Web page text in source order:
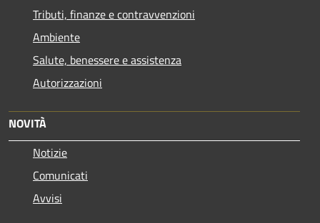
Tributi, finanze e contravvenzioni
Ambiente
Salute, benessere e assistenza
Autorizzazioni
NOVITÀ
Notizie
Comunicati
Avvisi